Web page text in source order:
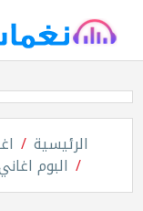
الرئيسية
البوم